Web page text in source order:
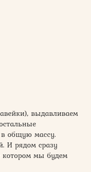
выдавливаем
общую массу.
И рядом сразу
котором мы будем